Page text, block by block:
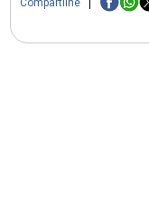
Compartilhe